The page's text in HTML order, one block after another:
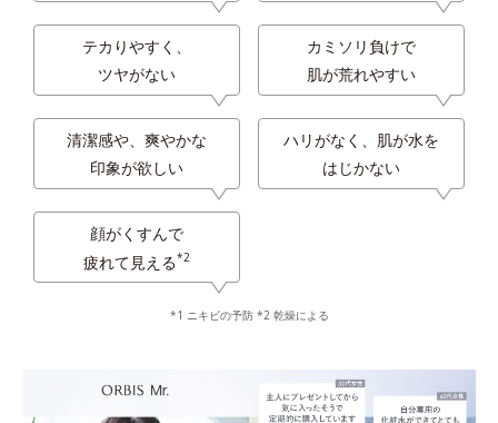
テカりやすく、
ツヤがない
カミソリ負けで
肌が荒れやすい
清潔感や、爽やかな
印象が欲しい
ハリがなく、肌が水を
はじかない
顔がくすんで
疲れて見える*2
*1 ニキビの予防 *2 乾燥による